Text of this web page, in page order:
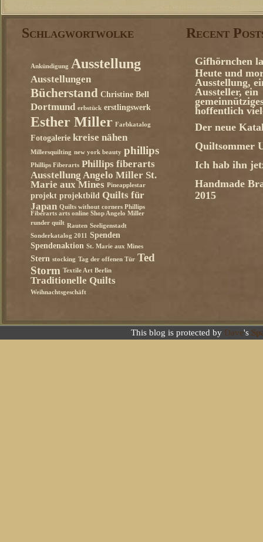
Schlagwortwolke
Ankündigung Ausstellung
Ausstellungen
Bücherstand Christine Bell
Dortmund erbstück erstlingswerk
Esther Miller Farbkatalog
Fotogalerie kreise nähen
Millersquilting new york beauty phillips
Phillips Fiberarts Phillips fiberarts
Ausstellung Angelo Miller St.
Marie aux Mines Pineapplestar
projekt projektbild Quilts für
Japan Quilts without corners Phillips
Fiberarts arts online Shop Angelo Miller
runder quilt Rauten Seeligenstadt
Sonderkatalog 2011 Spenden
Spendenaktion St. Marie aux Mines
Stern stocking Tag der offenen Tür Ted
Storm Textile Art Berlin
Traditionelle Quilts
Weihnachtsgeschäft
Recent
Gifhörnchen
Heute und
Ausstellung,
Aussteller, ein
hoffentlich
Der neue
Quiltsommer
Ich hab ihn
Handmade
2015
This blog is protected by Dave's